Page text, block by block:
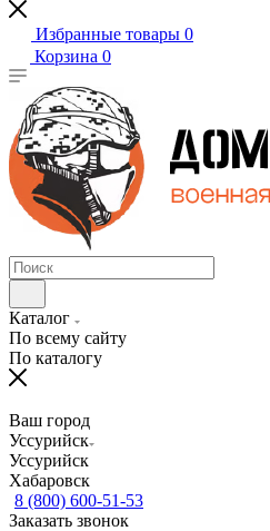
Избранные товары 0
Корзина 0
Каталог
По всему сайту
По каталогу
Ваш город
Уссурийск
Уссурийск
Хабаровск
8 (800) 600-51-53
Заказать звонок